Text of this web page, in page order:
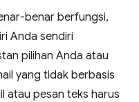
benar berfungsi,
Anda sendiri
pilihan Anda atau
yang tidak berbasis
atau pesan teks harus